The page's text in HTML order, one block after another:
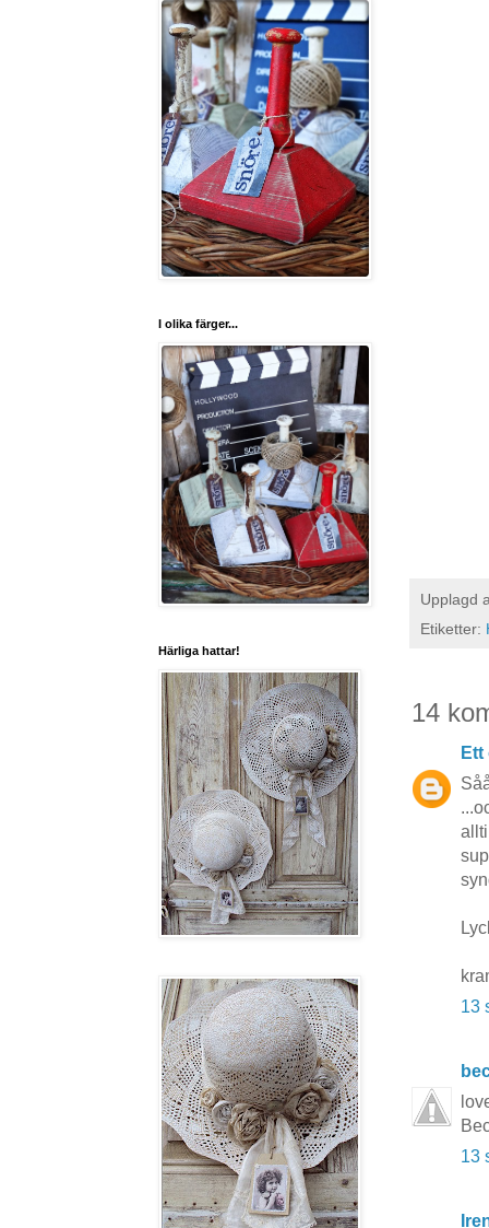
Upplagd
Etiketter:
14
13
13
I olika färger...
Härliga hattar!